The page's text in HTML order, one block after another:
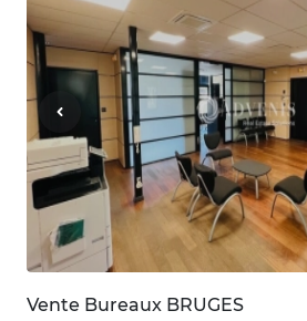
Vente Bureaux BRUGES